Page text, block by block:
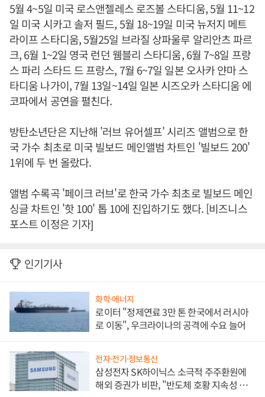
5월 4~5일 미국 로스앤젤레스 로즈볼 스타디움, 5월 11~12
일 미국 시카고 솔저 필드, 5월 18~19일 미국 뉴저지 메트
라이프 스타디움, 5월25일 브라질 상파울루 알리안츠 파르
크, 6월 1~2일 영국 런던 웸블리 스타디움, 6월 7~8일 프랑
스 파리 스타드 드 프랑스, 7월 6~7일 일본 오사카 얀마 스
타디움 나가이, 7월 13일~14일 일본 시즈오카 스타디움 에
코파에서 공연을 펼친다.
방탄소년단은 지난해 '러브 유어셀프' 시리즈 앨범으로 한
국 가수 최초로 미국 빌보드 메인앨범 차트인 '빌보드 200'
1위에 두 번 올랐다.
앨범 수록곡 '페이크 러브'로 한국 가수 최초로 빌보드 메인
싱글 차트인 '핫 100' 톱 10에 진입하기도 했다. [비즈니스
포스트 이정은 기자]
인기기사
화학·에너지
로이터 "정제연료 3만 톤 한국에서 러시아
로 이동", 우크라이나의 공격에 수요 늘어
전자·전기·정보통신
삼성전자 SK하이닉스 소극적 주주환원에
해외 증권가 비판, "반도체 호황 지속성 의